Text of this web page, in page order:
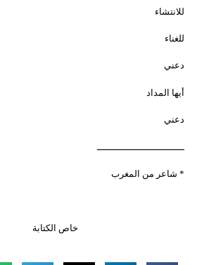
للانتشاء
للغناء
دعني
أيها المداد
دعني
ـــــــــــــــــــــــــــــــ
* شاعر من المغرب
خاص الكتابة